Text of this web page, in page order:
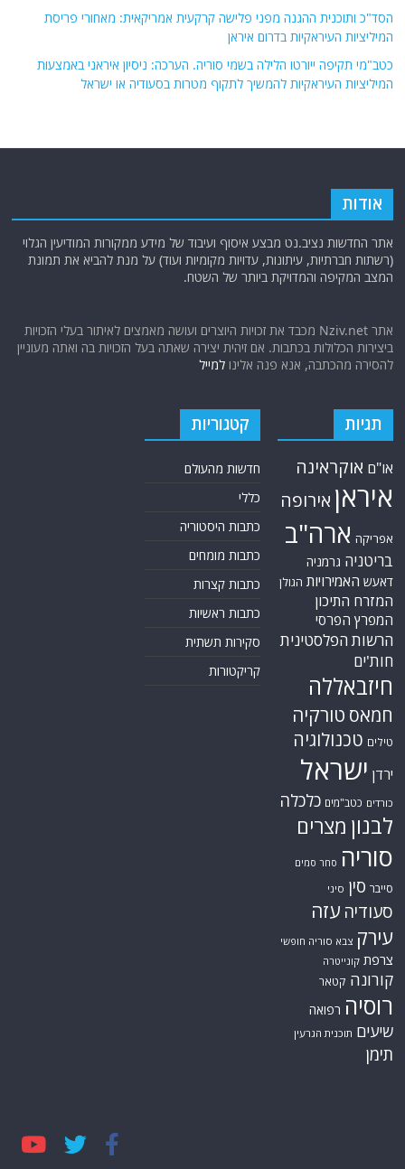
הסד"כ ותוכנית ההגנה מפני פלישה קרקעית אמריקאית: מאחורי פריסת
המיליציות העיראקיות בדרום איראן
כטב"מי תקיפה ייורטו הלילה בשמי סוריה. הערכה: ניסיון איראני באמצעות
המיליציות העיראקיות להמשיך לתקוף מטרות בסעודיה או ישראל
אודות
אתר החדשות נציב.נט מבצע איסוף ועיבוד של מידע ממקורות המודיעין הגלוי
(רשתות חברתיות, עיתונות, עדויות מקומיות ועוד) על מנת להביא את תמונת
המצב המקיפה והמדויקת ביותר של השטח.
אתר Nziv.net מכבד את זכויות היוצרים ועושה מאמצים לאיתור בעלי הזכויות
ביצירות הכלולות בכתבות. אם זיהית יצירה שאתה בעל הזכויות בה ואתה מעוניין
להסירה מהכתבה, אנא פנה אלינולמייל
תגיות
או"ם אוקראינה
איראן אירופה
אפריקה ארה"ב
בריטניה גרמניה
דאעש האמירויות הגולן
המזרח התיכון
המפרץ הפרסי
הרשות הפלסטינית
חות'ים
חיזבאללה
חמאס טורקיה
טילים טכנולוגיה
ירדן ישראל
כורדים כטב"מים כלכלה
לבנון מצרים
סוריה סחר סמים
סייבר סין סיני
סעודיה עזה
עירק צבא סוריה חופשי
צרפת קונייטרה
קורונה קטאר
רוסיה רפואה
שיעים תוכנית הגרעין
תימן
קטגוריות
חדשות מהעולם
כללי
כתבות היסטוריה
כתבות מומחים
כתבות קצרות
כתבות ראשיות
סקירות תשתית
קריקטורות